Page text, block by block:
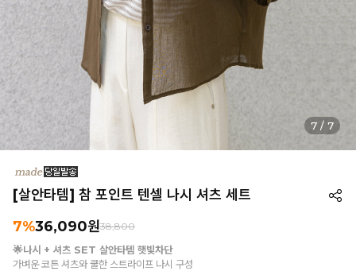
7 / 7
[살안타템] 참 포인트 텐셀 나시 셔츠 세트
7%36,090원38,800
🌟나시 + 셔츠 SET 살안타템 햇빛차단
가벼운 코튼 셔츠와 쿨한 스트라이프 나시 구성